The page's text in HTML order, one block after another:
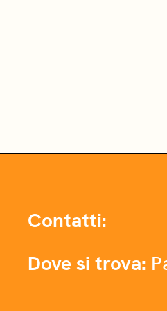
Contatti:
Dove si trova: